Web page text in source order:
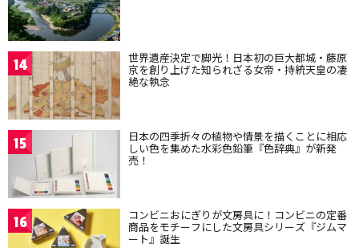
14 世界遺産決定で脚光！日本初の巨大都城・藤原
京を創り上げた知られざる女帝・持統天皇の凄
絶な執念
15 日本の四季折々の植物や情景を描くことに相応
しい色を集めた水彩色鉛筆『色辞典』が新発
売！
16 コンビニおにぎりが文房具に！コンビニの定番
商品をモチーフにした文房具シリーズ『ジムマ
ート』誕生